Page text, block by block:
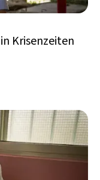
Krisenzeiten